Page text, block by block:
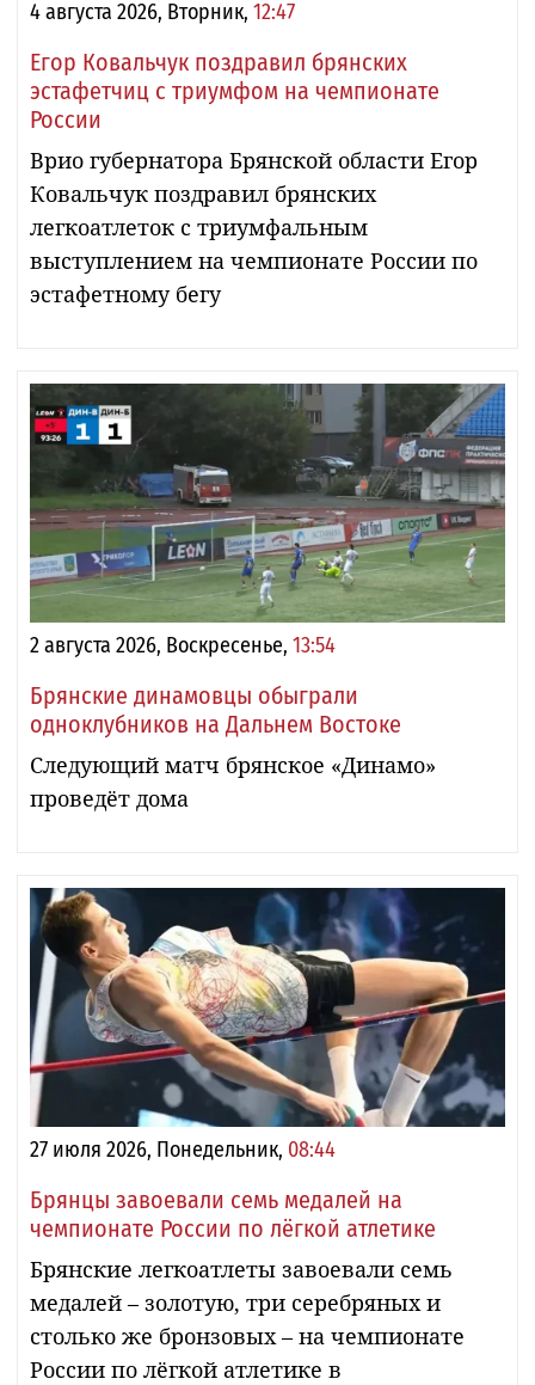
4 августа 2026, Вторник, 12:47
Егор Ковальчук поздравил брянских
эстафетчиц с триумфом на чемпионате
России
Врио губернатора Брянской области Егор
Ковальчук поздравил брянских
легкоатлеток с триумфальным
выступлением на чемпионате России по
эстафетному бегу
2 августа 2026, Воскресенье, 13:54
Брянские динамовцы обыграли
одноклубников на Дальнем Востоке
Следующий матч брянское «Динамо»
проведёт дома
27 июля 2026, Понедельник, 08:44
Брянцы завоевали семь медалей на
чемпионате России по лёгкой атлетике
Брянские легкоатлеты завоевали семь
медалей – золотую, три серебряных и
столько же бронзовых – на чемпионате
России по лёгкой атлетике в